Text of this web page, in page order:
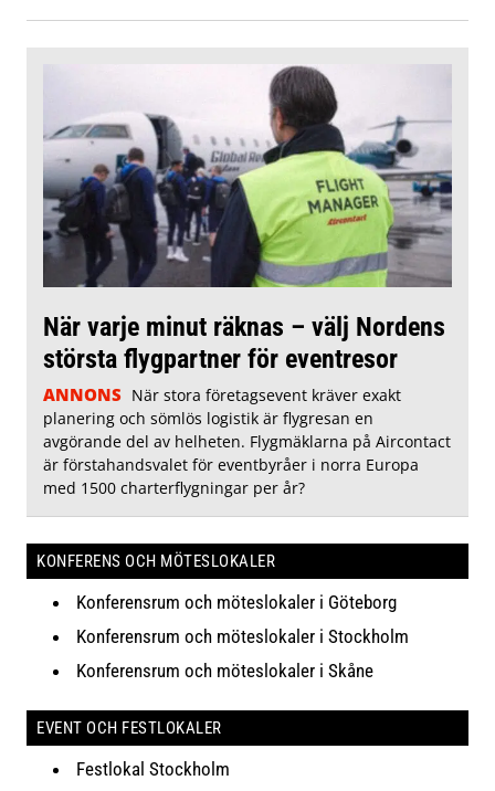
När varje minut räknas – välj Nordens
största flygpartner för eventresor
ANNONS När stora företagsevent kräver exakt
planering och sömlös logistik är flygresan en
avgörande del av helheten. Flygmäklarna på Aircontact
är förstahandsvalet för eventbyråer i norra Europa
med 1500 charterflygningar per år?
KONFERENS OCH MÖTESLOKALER
Konferensrum och möteslokaler i Göteborg
Konferensrum och möteslokaler i Stockholm
Konferensrum och möteslokaler i Skåne
EVENT OCH FESTLOKALER
Festlokal Stockholm